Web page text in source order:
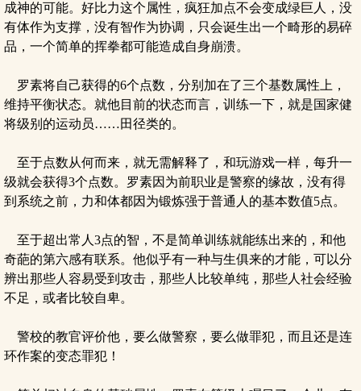
成神的可能。好比力这个属性，疯狂加点不会变成绿巨人，没
有体作为支撑，没有智作为协调，只会诞生出一个畸形的易碎
品，一个简单的挥拳都可能造成自身崩溃。
罗素将自己获得的6个点数，分别加在了三个基数属性上，
维持平衡状态。就他目前的状态而言，训练一下，就是国家健
将级别的运动员……田径类的。
至于点数从何而来，就无需解释了，和玩游戏一样，每升一
级就会获得3个点数。罗素因为前职业是警察的缘故，没有得
到系统之前，力和体都因为锻炼强于普通人的基本数值5点。
至于超出常人3点的智，不是简单训练就能练出来的，和他
奇葩的第六感有联系。他似乎有一种与生俱来的才能，可以分
辨出那些人容易受到攻击，那些人比较单纯，那些人社会经验
不足，或者比较自卑。
警校的教官评价他，要么做警察，要么做罪犯，而且还是连
环作案的变态罪犯！